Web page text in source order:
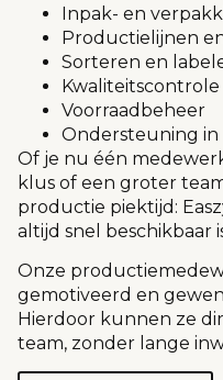
Inpak- en
Productielijnen
Sorteren en
Kwaliteitscontrole
Voorraadbeheer
Ondersteuning in
Of je nu één
klus of een groter
productie piektijd:
altijd snel beschikbaar
Onze
gemotiveerd en
Hierdoor kunnen ze
team, zonder lange